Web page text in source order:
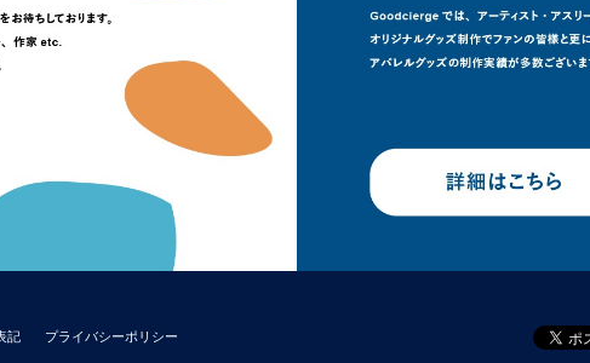
記 プライバシーポリシー